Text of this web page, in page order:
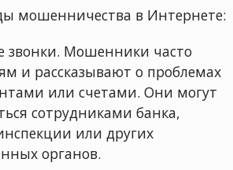
мошенничества в Интернете:
звонки. Мошенники часто
и рассказывают о проблемах
или счетами. Они могут
сотрудниками банка,
или других
органов.